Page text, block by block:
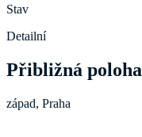
Stav
Detailní
Přibližná poloha
západ, Praha